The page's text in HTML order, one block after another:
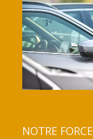
NOTRE FORCE